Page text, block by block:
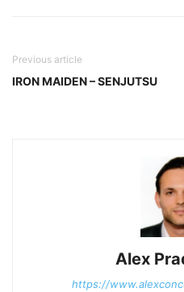
Previous article
IRON MAIDEN – SENJUTSU
Alex
https://